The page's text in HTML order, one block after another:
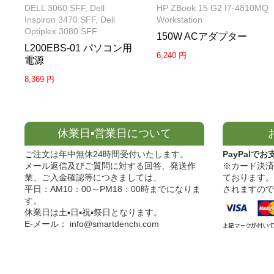
DELL 3060 SFF, Dell
Inspiron 3470 SFF, Dell
Optiplex 3080 SFF
L200EBS-01 パソコン用
電源
8,369 円
HP ZBook 15 G2 I7-4810MQ
Workstation
150W ACアダプター
6,240 円
休業日▪営業日について
ご注文は年中無休24時間受付いたします。
メール返信及びご質問に対する回答、発送作
業、ご入金確認等につきましては、
平日：AM10：00～PM18：00時までになりま
す。
休業日は土▪日▪祝▪祭日となります。
E-メール： info@smartdenchi.com
PayPalでお
※カード決
ております
されますの